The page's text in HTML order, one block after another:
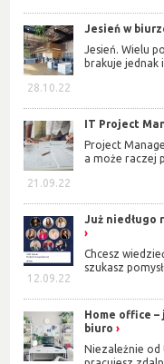
28.10.22
Jesień w
Jesień. Wielu
brakuje jednak
21.09.22
IT Project
Project
a może raczej
12.09.22
Już niedługo
Chcesz
szukasz
Home office
biuro
Niezależnie od